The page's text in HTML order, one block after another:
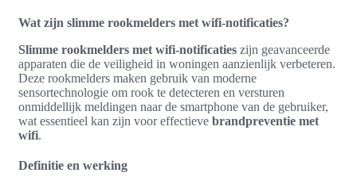
Wat zijn slimme rookmelders met wifi-notificaties?
Slimme rookmelders met wifi-notificaties zijn geavanceerde
apparaten die de veiligheid in woningen aanzienlijk verbeteren.
Deze rookmelders maken gebruik van moderne
sensortechnologie om rook te detecteren en versturen
onmiddellijk meldingen naar de smartphone van de gebruiker,
wat essentieel kan zijn voor effectieve brandpreventie met
wifi.
Definitie en werking